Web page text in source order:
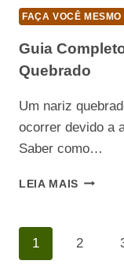
FAÇA VOCÊ MESMO
Guia
Quebrado
Um nariz
ocorrer devido a
Saber como…
LEIA MAIS GUIA
NARIZ
Navegação
1 2